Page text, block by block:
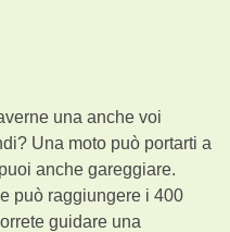
una anche voi
Una moto può portarti a
anche gareggiare.
può raggiungere i 400
guidare una